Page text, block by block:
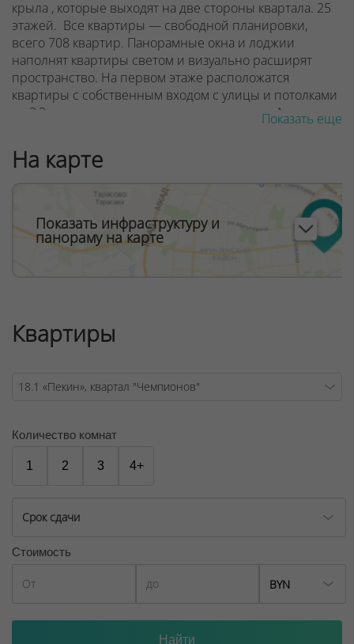
крыла , которые выходят на две стороны квартала. 25
этажей. Все квартиры — свободной планировки,
всего 708 квартир. Панорамные окна и лоджии
наполнят квартиры светом и визуально расширят
пространство. На первом этаже расположатся
квартиры с собственным входом с улицы и потолками
до 3,3 м, а также коммерческие помещения. А на самых
высоких этажах — двухэтажные пентхаусы с открытой
террасой прямо на крыше дома.
ООО "Твоя столицаконсалт", УНП 190285638, лицензия
№02240/129 от 06.09.06г.
Договор на оказание риэлтерских услуг № 447/6, от
04.09.2025
Показать еще
На карте
Показать инфраструктуру и
панораму на карте
Квартиры
Количество комнат
1 2 3 4+
Срок сдачи
Стоимость
BYN